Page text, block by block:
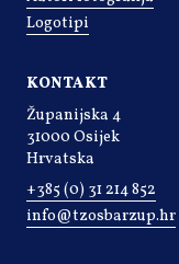
Logotipi
KONTAKT
Županijska 4
31000 Osijek
Hrvatska
+385 (0) 31 214 852
info@tzosbarzup.hr